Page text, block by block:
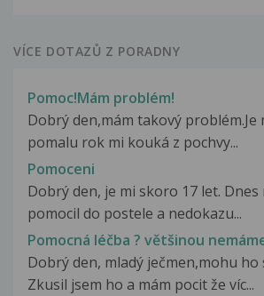
VÍCE DOTAZŮ Z PORADNY
Pomoc!Mám problém!
Dobrý den,mám takový problém.Je
pomalu rok mi kouká z pochvy...
Pomoceni
Dobrý den, je mi skoro 17 let. Dnes
pomocil do postele a nedokazu...
Pomocná léčba ? většinou
Dobrý den, mladý ječmen,mohu ho
Zkusil jsem ho a mám pocit že víc...